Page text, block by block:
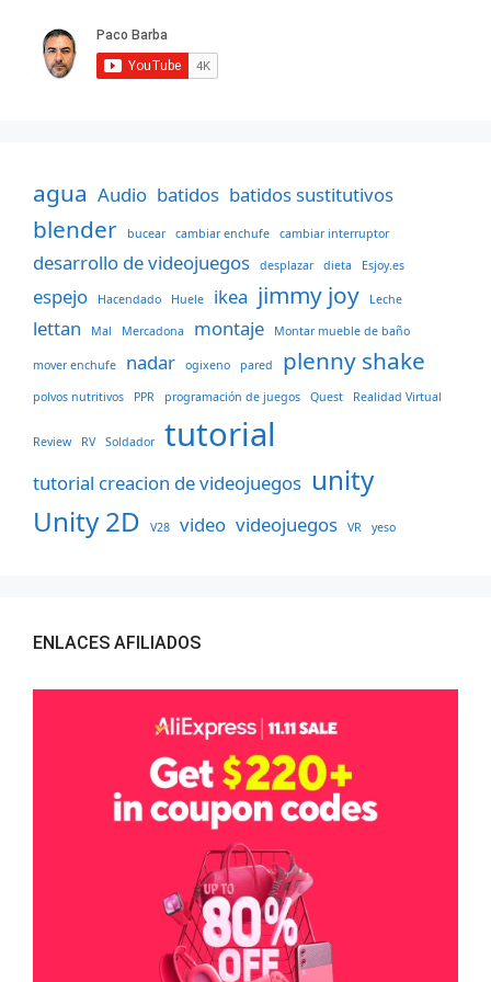
agua Audio batidos batidos sustitutivos
blender bucear cambiar enchufe cambiar interruptor
desarrollo de videojuegos desplazar dieta Esjoy.es
espejo Hacendado Huele ikea jimmy joy Leche
lettan Mal Mercadona montaje Montar mueble de baño
mover enchufe nadar ogixeno pared plenny shake
polvos nutritivos PPR programación de juegos Quest Realidad Virtual
Review RV Soldador tutorial
tutorial creacion de videojuegos unity
Unity 2D
V28 video videojuegos VR yeso
ENLACES AFILIADOS